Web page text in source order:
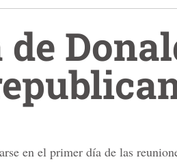
en el primer día de las